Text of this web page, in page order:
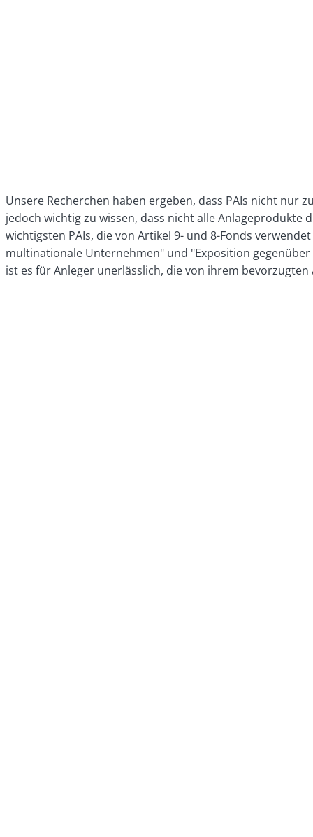
Unsere Recherchen haben ergeben, dass PAIs nicht nur
jedoch wichtig zu wissen, dass nicht alle
wichtigsten PAIs, die von Artikel 9- und 8-Fonds
multinationale Unternehmen" und "Exposition
ist es für Anleger unerlässlich, die von ihrem